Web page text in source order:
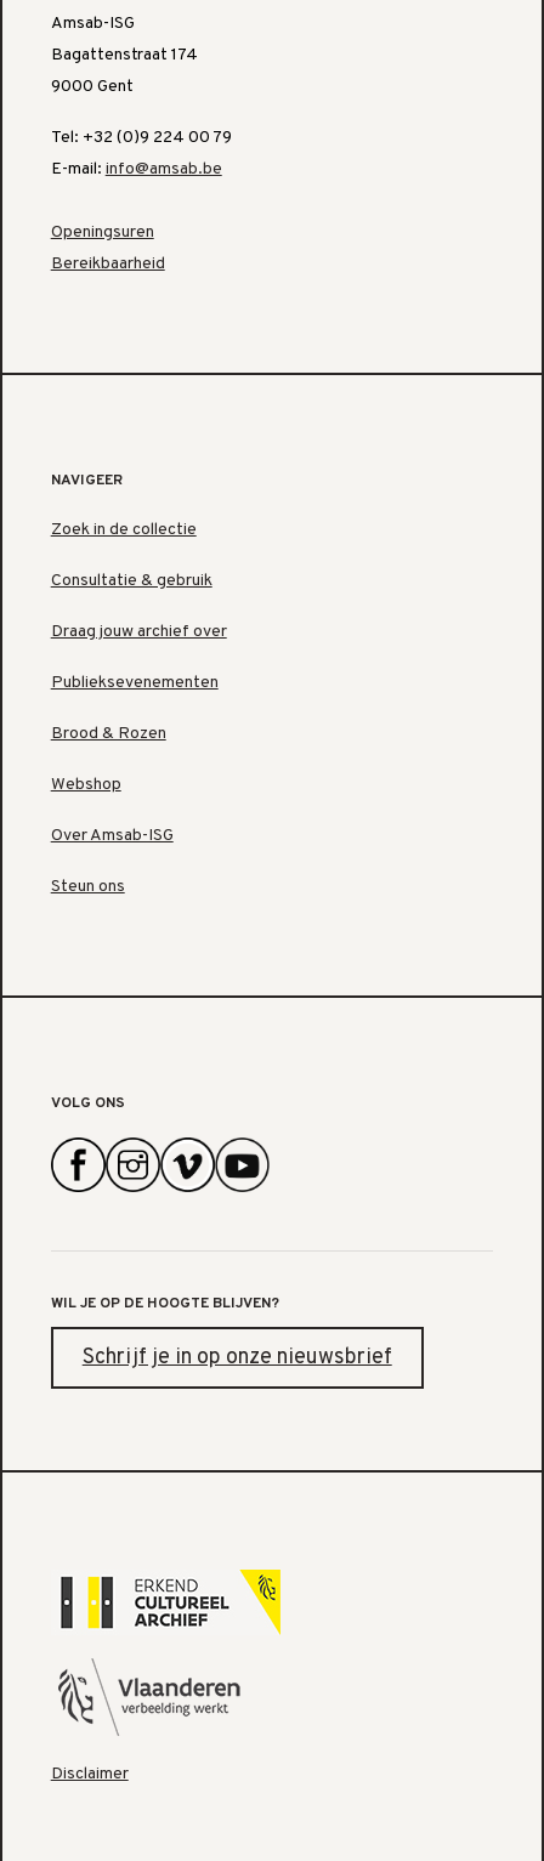
Amsab-ISG
Bagattenstraat 174
9000 Gent
Tel: +32 (0)9 224 00 79
E-mail: info@amsab.be
Openingsuren
Bereikbaarheid
NAVIGEER
Zoek in de collectie
Consultatie & gebruik
Draag jouw archief over
Publieksevenementen
Brood & Rozen
Webshop
Over Amsab-ISG
Steun ons
VOLG ONS
WIL JE OP DE HOOGTE BLIJVEN?
Schrijf je in op onze nieuwsbrief
Disclaimer